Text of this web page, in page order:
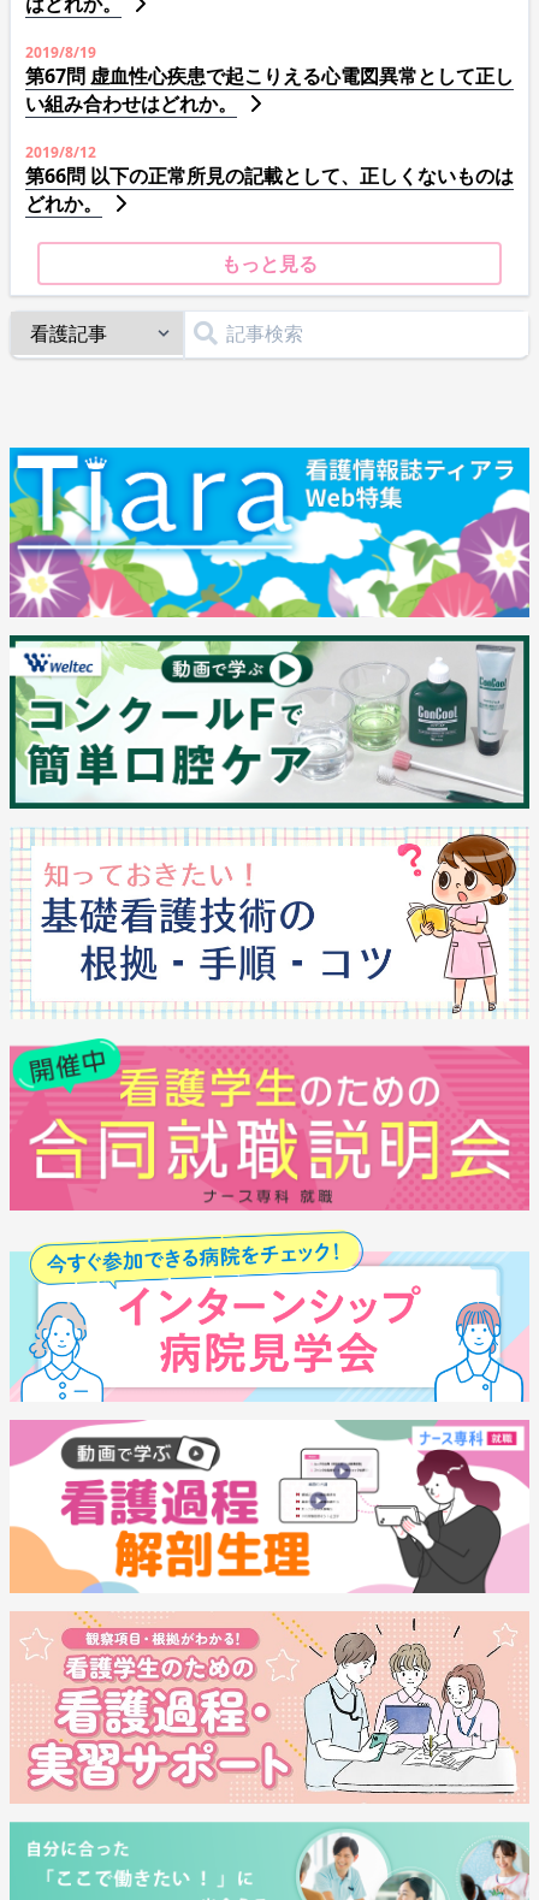
2019/8/19
第67問 虚血性心疾患で起こりえる心電図異常として正し
い組み合わせはどれか。
2019/8/12
第66問 以下の正常所見の記載として、正しくないものは
どれか。
もっと見る